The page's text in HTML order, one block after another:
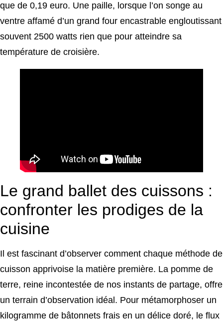
que de 0,19 euro. Une paille, lorsque l’on songe au
ventre affamé d’un grand four encastrable engloutissant
souvent 2500 watts rien que pour atteindre sa
température de croisière.
Le grand ballet des cuissons :
confronter les prodiges de la
cuisine
Il est fascinant d’observer comment chaque méthode de
cuisson apprivoise la matière première. La pomme de
terre, reine incontestée de nos instants de partage, offre
un terrain d’observation idéal. Pour métamorphoser un
kilogramme de bâtonnets frais en un délice doré, le flux